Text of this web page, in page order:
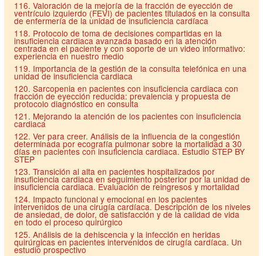
116. Valoración de la mejoría de la fracción de eyección de
ventrículo izquierdo (FEVI) de pacientes titulados en la consulta
de enfermería de la unidad de insuficiencia cardíaca
118. Protocolo de toma de decisiones compartidas en la
insuficiencia cardiaca avanzada basado en la atención
centrada en el paciente y con soporte de un video informativo:
experiencia en nuestro medio
119. Importancia de la gestión de la consulta telefónica en una
unidad de insuficiencia cardiaca
120. Sarcopenia en pacientes con insuficiencia cardiaca con
fracción de eyección reducida: prevalencia y propuesta de
protocolo diagnóstico en consulta
121. Mejorando la atención de los pacientes con insuficiencia
cardiaca
122. Ver para creer. Análisis de la influencia de la congestión
determinada por ecografía pulmonar sobre la mortalidad a 30
días en pacientes con insuficiencia cardiaca. Estudio STEP BY
STEP
123. Transición al alta en pacientes hospitalizados por
insuficiencia cardiaca en seguimiento posterior por la unidad de
insuficiencia cardiaca. Evaluación de reingresos y mortalidad
124. Impacto funcional y emocional en los pacientes
intervenidos de una cirugía cardíaca. Descripción de los niveles
de ansiedad, de dolor, de satisfacción y de la calidad de vida
en todo el proceso quirúrgico
125. Análisis de la dehiscencia y la infección en heridas
quirúrgicas en pacientes intervenidos de cirugía cardíaca. Un
estudio prospectivo